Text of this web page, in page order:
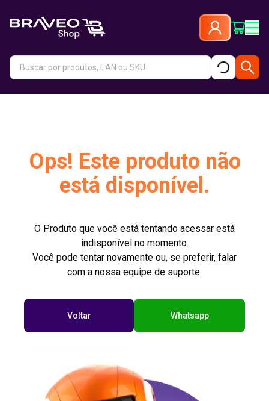
Ops! Este produto não
está disponível.
O Produto que você está tentando acessar está
indisponível no momento.
Você pode tentar novamente ou, se preferir, falar
com a nossa equipe de suporte.
Voltar Whatsapp